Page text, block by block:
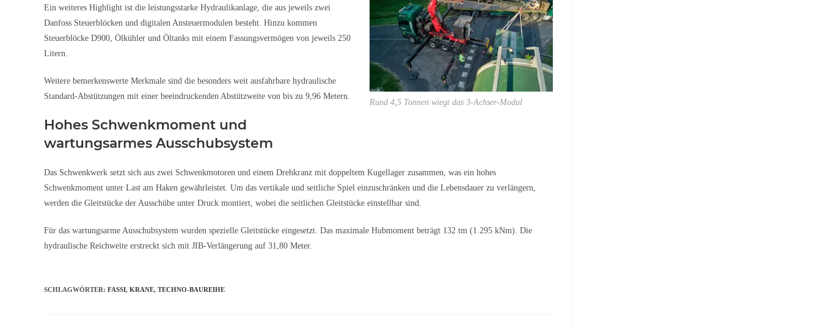
Rund 4,5 Tonnen wiegt das 3-Achser-Modul
Ein weiteres Highlight ist die leistungsstarke Hydraulikanlage, die aus jeweils zwei
Danfoss Steuerblöcken und digitalen Ansteuermodulen besteht. Hinzu kommen
Steuerblöcke D900, Ölkühler und Öltanks mit einem Fassungsvermögen von jeweils 250
Litern.
Weitere bemerkenswerte Merkmale sind die besonders weit ausfahrbare hydraulische
Standard-Abstützungen mit einer beeindruckenden Abstützweite von bis zu 9,96 Metern.
Hohes Schwenkmoment und
wartungsarmes Ausschubsystem
Das Schwenkwerk setzt sich aus zwei Schwenkmotoren und einem Drehkranz mit doppeltem Kugellager zusammen, was ein hohes
Schwenkmoment unter Last am Haken gewährleistet. Um das vertikale und seitliche Spiel einzuschränken und die Lebensdauer zu verlängern,
werden die Gleitstücke der Ausschübe unter Druck montiert, wobei die seitlichen Gleitstücke einstellbar sind.
Für das wartungsarme Ausschubsystem wurden spezielle Gleitstücke eingesetzt. Das maximale Hubmoment beträgt 132 tm (1.295 kNm). Die
hydraulische Reichweite erstreckt sich mit JIB-Verlängerung auf 31,80 Meter.
SCHLAGWÖRTER: FASSI, KRANE, TECHNO-BAUREIHE